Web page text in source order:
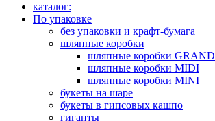
каталог:
По упаковке
без упаковки и крафт-бумага
шляпные коробки
шляпные коробки GRAND
шляпные коробки MIDI
шляпные коробки MINI
букеты на шаре
букеты в гипсовых кашпо
гиганты